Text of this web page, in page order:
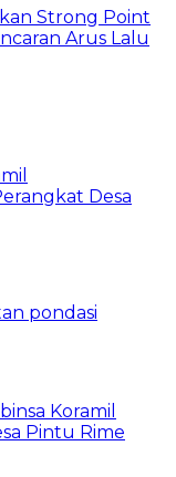
Strong Point
Arus Lalu
Desa
pondasi
Koramil
Pintu Rime